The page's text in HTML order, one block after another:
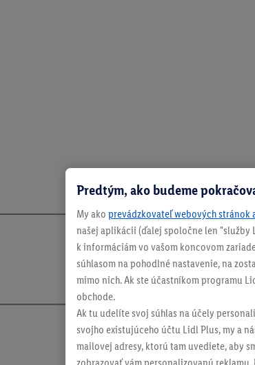
Predtým, ako budeme
My ako prevádzkovateľ webových stránok
našej aplikácii (ďalej spoločne len
k informáciám vo vašom koncovom
súhlasom na pohodlné nastavenie, na
mimo nich. Ak ste účastníkom programu
obchode.
Ak tu udelíte svoj súhlas na účely
svojho existujúceho účtu Lidl Plus, my a
mailovej adresy, ktorú tam uvediete, aby